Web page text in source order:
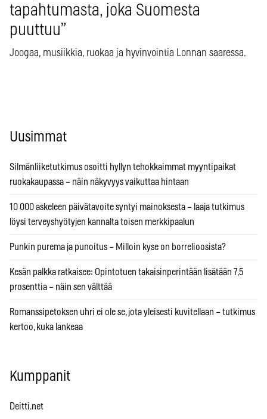
tapahtumasta, joka Suomesta
puuttuu”
Joogaa, musiikkia, ruokaa ja hyvinvointia Lonnan saaressa.
Uusimmat
Silmänliiketutkimus osoitti hyllyn tehokkaimmat myyntipaikat
ruokakaupassa – näin näkyvyys vaikuttaa hintaan
10 000 askeleen päivätavoite syntyi mainoksesta – laaja tutkimus
löysi terveyshyötyjen kannalta toisen merkkipaalun
Punkin purema ja punoitus – Milloin kyse on borrelioosista?
Kesän palkka ratkaisee: Opintotuen takaisinperintään lisätään 7,5
prosenttia – näin sen välttää
Romanssipetoksen uhri ei ole se, jota yleisesti kuvitellaan – tutkimus
kertoo, kuka lankeaa
Kumppanit
Deitti.net